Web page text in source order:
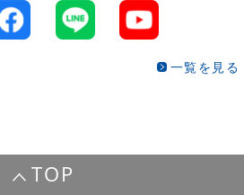
一覧を見る
TOP